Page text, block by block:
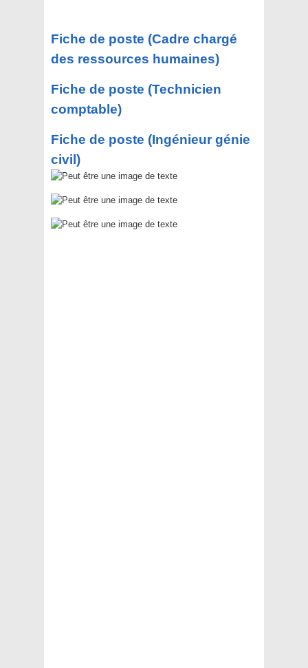
Fiche de poste (Cadre chargé
des ressources humaines)
Fiche de poste (Technicien
comptable)
Fiche de poste (Ingénieur génie
civil)